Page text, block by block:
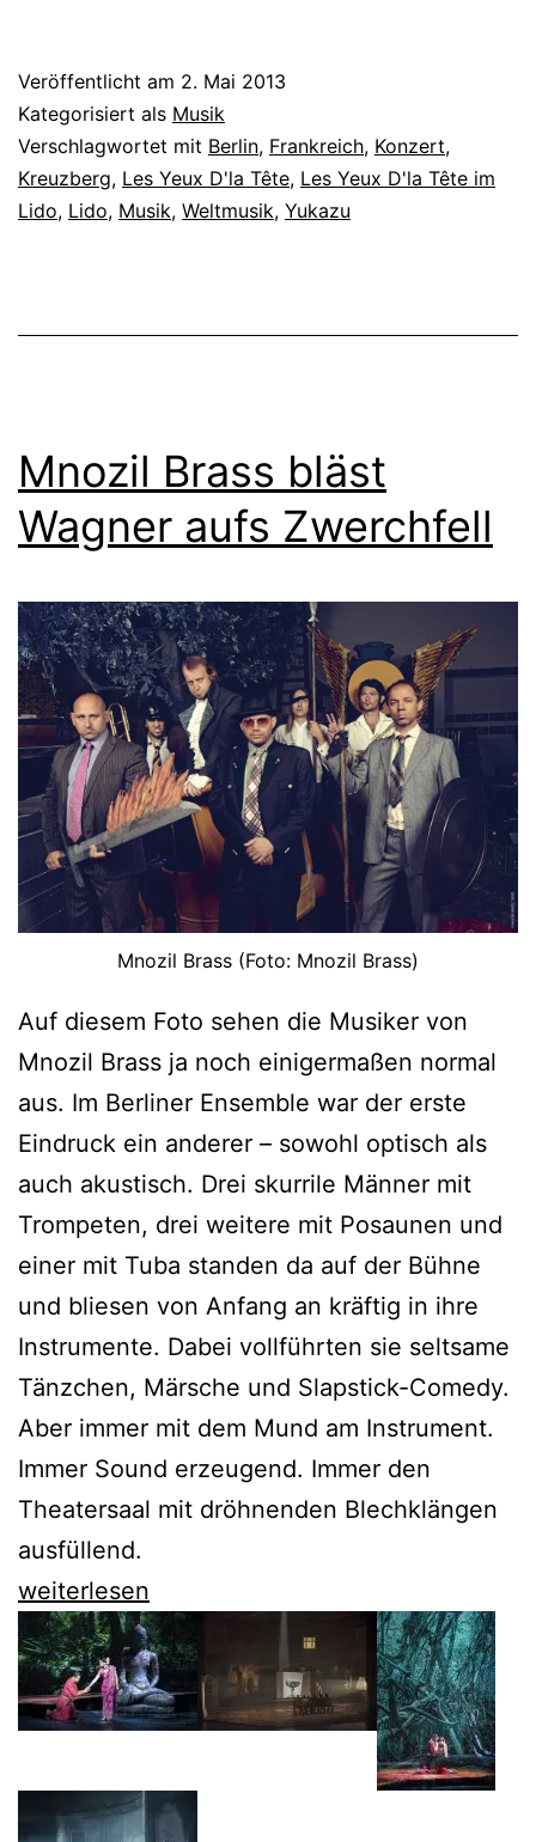
Veröffentlicht am 2. Mai 2013
Kategorisiert als Musik
Verschlagwortet mit Berlin, Frankreich, Konzert,
Kreuzberg, Les Yeux D'la Tête, Les Yeux D'la Tête im
Lido, Lido, Musik, Weltmusik, Yukazu
Mnozil Brass bläst
Wagner aufs Zwerchfell
Mnozil Brass (Foto: Mnozil Brass)
Auf diesem Foto sehen die Musiker von
Mnozil Brass ja noch einigermaßen normal
aus. Im Berliner Ensemble war der erste
Eindruck ein anderer – sowohl optisch als
auch akustisch. Drei skurrile Männer mit
Trompeten, drei weitere mit Posaunen und
einer mit Tuba standen da auf der Bühne
und bliesen von Anfang an kräftig in ihre
Instrumente. Dabei vollführten sie seltsame
Tänzchen, Märsche und Slapstick-Comedy.
Aber immer mit dem Mund am Instrument.
Immer Sound erzeugend. Immer den
Theatersaal mit dröhnenden Blechklängen
ausfüllend.
Mnozil
Brass
bläst
Wagner
Zwerchfell
weiterlesen